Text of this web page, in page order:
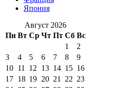
Япония
Август 2026
Пн Вт Ср Чт Пт Сб Вс
1
2
3
4 5 6 7 8
9
10 11 12 13 14 15 16
17 18 19 20 21 22 23